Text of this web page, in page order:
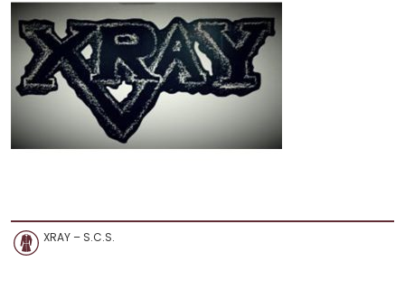
XRAY – S.C.S.